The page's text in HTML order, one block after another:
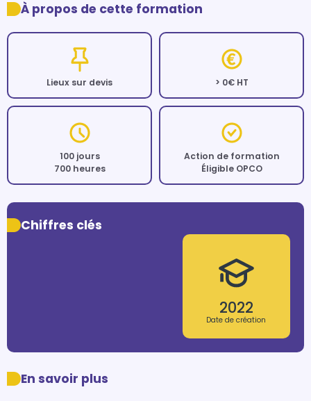
À propos de cette formation
Lieux sur devis > 0€ HT
100 jours
700 heures
Action de formation
Éligible OPCO
Chiffres clés
2022
Date de création
En savoir plus